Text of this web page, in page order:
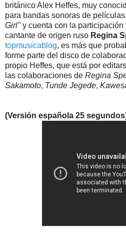
británico Alex Heffes, muy
para bandas sonoras de
Girl"y cuenta con la participación
cantante de origen ruso Regina
topmusicablog, es más que
forme parte del disco de
propio Heffes, que está por
las colaboraciones de Regina
Sakamoto, Tunde Jegede,
(Versión española 25